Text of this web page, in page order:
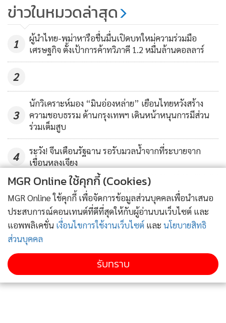
ด้านสำนักข่าวอิรวดีและดีวีบีรายงานเมื่อวันพฤหัสฯ ว่า มีผู้
บริหารท้องถิ่นรายหนึ่งถูกสังหารในเมืองมัณฑะเลย์ นับเป็นเจ้า
หน้าที่รายที่ 2 ที่ถูกสังหารในสัปดาห์นี้ หลังเจ้าหน้าที่อีกรายหนึ่ง
ที่รัฐบาลทหารแต่งตั้งถูกแทงเสียชีวิตในย่างกุ้ง
สมาคมช่วยเหลือนักโทษการเมืองระบุว่า มีประชาชนอย่างน้อย
769 คนถูกสังหาร และเกือบ 3,700 คน ถูกควบคุมตัว โดยทหาร
พม่านับตั้งแต่การรัฐประหาร แต่รอยเตอร์ไม่สามารถตรวจสอบ
ยอดผู้เสียชีวิตได้เนื่องจากข้อจำกัดต่างๆ ของสื่อ นอกจากนี้ นัก
ข่าวหลายคนยังถูกควบคุมตัวและสื่อหลายแห่งถูกสั่งปิด
เนื่องจากรัฐบาลทหารมองว่าปลุกปั่นให้เกิดความไม่สงบ
นอกจากนี้ รัฐบาลทหารยังสั่งห้ามใช้เครื่องรับสัญญาณทีวี
ดาวเทียมเพื่อปิดกั้นรายการโทรทัศน์จากภายนอก มาตรการที่
ประกาศเพิ่มเติมจากการควบคุมบริการอินเทอร์เน็ตที่ดำเนินมา
เป็นเวลาหลายเดือน.
786
มิตหารือวิกฤตพม่า ฮิวแมนไรท์ชี้
อาเซียนไม่ควรเชิญผู้นำรัฐบาลทหาร
ข่าวในหมวดล่าสุด
1
ผู้นำไทย-พม่าหารือชื่นมื่นเปิดบทใหม่ความร่วมมือ
เศรษฐกิจ ตั้งเป้าการค้าทวิภาคี 1.2 หมื่นล้านดอลลาร์
2
3
นักวิเคราะห์มอง “มินอ่องหล่าย” เยือนไทยหวังสร้าง
ความชอบธรรม ด้านกรุงเทพฯ เดินหน้าหนุนการมีส่วน
ร่วมเต็มสูบ
4
ระวัง! จีนเตือนรัฐฉาน รอรับมวลน้ำจากที่ระบายจาก
เขื่อนหลงเจียง
ข่าวอื่นในหมวด
MGR Online ใช้คุกกี้ (Cookies)
MGR Online ใช้คุกกี้ เพื่อจัดการข้อมูลส่วนบุคคลเพื่อนำเสนอ
ประสบการณ์คอนเทนต์ที่ดีที่สุดให้กับผู้อ่านบนเว็บไซต์ และ
แอพพลิเคชั่น เงื่อนไขการใช้งานเว็บไซต์ และ นโยบายสิทธิ
ส่วนบุคคล
รับทราบ